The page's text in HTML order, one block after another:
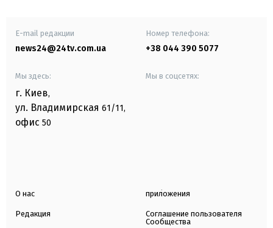
E-mail редакции
news24@24tv.com.ua
Номер телефона:
+38 044 390 5077
Мы здесь:
г. Киев,
ул. Владимирская 61/11,
офис 50
Мы в соцсетях:
О нас
Редакция
приложения
Соглашение пользователя
Сообщества